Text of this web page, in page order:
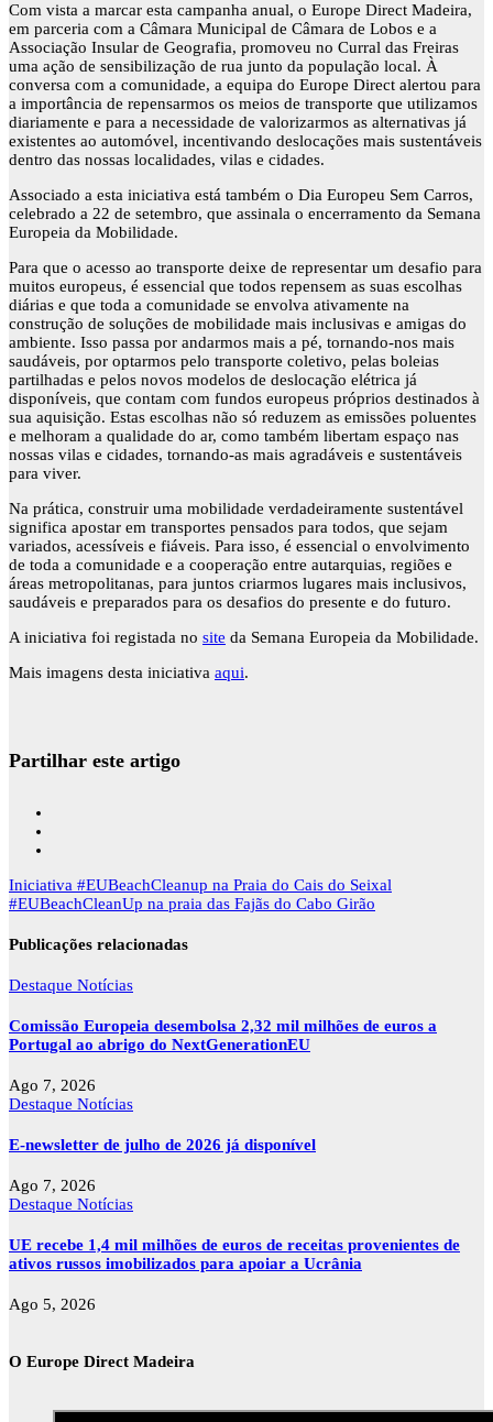
Com vista a marcar esta campanha anual, o Europe Direct Madeira,
em parceria com a Câmara Municipal de Câmara de Lobos e a
Associação Insular de Geografia, promoveu no Curral das Freiras
uma ação de sensibilização de rua junto da população local. À
conversa com a comunidade, a equipa do Europe Direct alertou para
a importância de repensarmos os meios de transporte que utilizamos
diariamente e para a necessidade de valorizarmos as alternativas já
existentes ao automóvel, incentivando deslocações mais sustentáveis
dentro das nossas localidades, vilas e cidades.
Associado a esta iniciativa está também o Dia Europeu Sem Carros,
celebrado a 22 de setembro, que assinala o encerramento da Semana
Europeia da Mobilidade.
Para que o acesso ao transporte deixe de representar um desafio para
muitos europeus, é essencial que todos repensem as suas escolhas
diárias e que toda a comunidade se envolva ativamente na
construção de soluções de mobilidade mais inclusivas e amigas do
ambiente. Isso passa por andarmos mais a pé, tornando-nos mais
saudáveis, por optarmos pelo transporte coletivo, pelas boleias
partilhadas e pelos novos modelos de deslocação elétrica já
disponíveis, que contam com fundos europeus próprios destinados à
sua aquisição. Estas escolhas não só reduzem as emissões poluentes
e melhoram a qualidade do ar, como também libertam espaço nas
nossas vilas e cidades, tornando-as mais agradáveis e sustentáveis
para viver.
Na prática, construir uma mobilidade verdadeiramente sustentável
significa apostar em transportes pensados para todos, que sejam
variados, acessíveis e fiáveis. Para isso, é essencial o envolvimento
de toda a comunidade e a cooperação entre autarquias, regiões e
áreas metropolitanas, para juntos criarmos lugares mais inclusivos,
saudáveis e preparados para os desafios do presente e do futuro.
A iniciativa foi registada no site da Semana Europeia da Mobilidade.
Mais imagens desta iniciativa aqui.
Partilhar este artigo
Navegação
de
Iniciativa #EUBeachCleanup na Praia do Cais do Seixal
#EUBeachCleanUp na praia das Fajãs do Cabo Girão
Publicações relacionadas
Destaque Notícias
Comissão Europeia desembolsa 2,32 mil milhões de euros a
Portugal ao abrigo do NextGenerationEU
Ago 7, 2026
Destaque Notícias
E-newsletter de julho de 2026 já disponível
Ago 7, 2026
Destaque Notícias
UE recebe 1,4 mil milhões de euros de receitas provenientes de
ativos russos imobilizados para apoiar a Ucrânia
Ago 5, 2026
O Europe Direct Madeira